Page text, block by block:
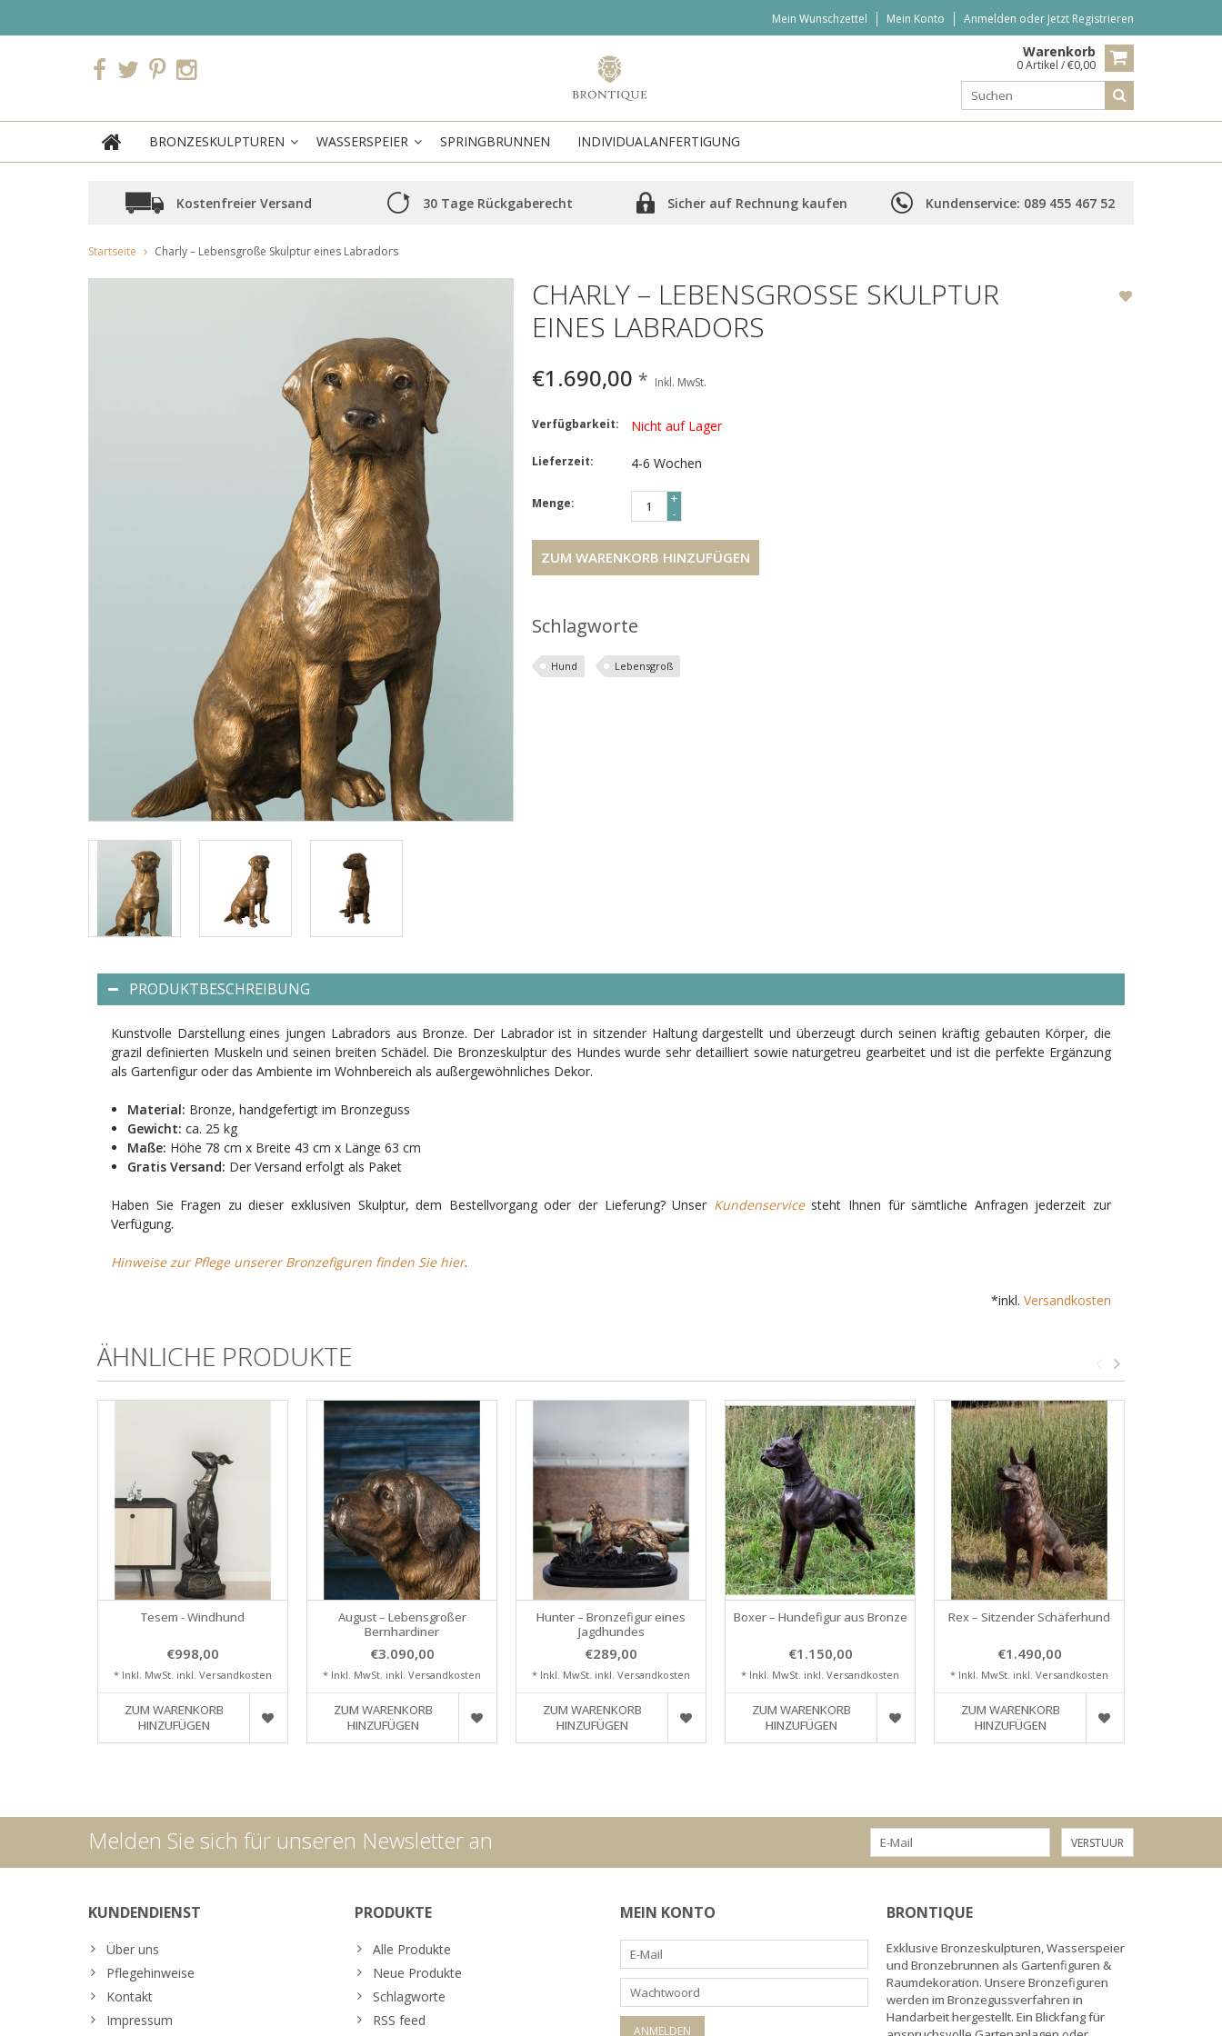
Mein Wunschzettel Mein Konto Anmelden oder Jetzt Registrieren
Warenkorb
0 Artikel / €0,00
BRONZESKULPTUREN WASSERSPEIER SPRINGBRUNNEN INDIVIDUALANFERTIGUNG
Kostenfreier Versand 30 Tage Rückgaberecht Sicher auf Rechnung kaufen Kundenservice: 089 455 467 52
Startseite Charly – Lebensgroße Skulptur eines Labradors
CHARLY – LEBENSGROSSE SKULPTUR E
INES LABRADORS
€1.690,00 * Inkl. MwSt.
Verfügbarkeit: Nicht auf Lager
Lieferzeit: 4-6 Wochen
Menge:
+
-
ZUM WARENKORB HINZUFÜGEN
Schlagworte
Hund Lebensgroß
PRODUKTBESCHREIBUNG
Kunstvolle Darstellung eines jungen Labradors aus Bronze. Der Labrador ist in sitzender Haltung dargestellt und überzeugt durch seinen kräftig gebauten Körper, die
grazil definierten Muskeln und seinen breiten Schädel. Die Bronzeskulptur des Hundes wurde sehr detailliert sowie naturgetreu gearbeitet und ist die perfekte Ergänzung
als Gartenfigur oder das Ambiente im Wohnbereich als außergewöhnliches Dekor.
Material: Bronze, handgefertigt im Bronzeguss
Gewicht: ca. 25 kg
Maße: Höhe 78 cm x Breite 43 cm x Länge 63 cm
Gratis Versand: Der Versand erfolgt als Paket
Haben Sie Fragen zu dieser exklusiven Skulptur, dem Bestellvorgang oder der Lieferung? Unser Kundenservicesteht Ihnen für sämtliche Anfragen jederzeit zur
Verfügung.
Hinweise zur Pflege unserer Bronzefiguren finden Sie hier.
*inkl. Versandkosten
ÄHNLICHE PRODUKTE
Tesem - Windhund
€998,00
* Inkl. MwSt. inkl. Versandkosten
ZUM WARENKORB
HINZUFÜGEN
August – Lebensgroßer
Bernhardiner
€3.090,00
* Inkl. MwSt. inkl. Versandkosten
ZUM WARENKORB
HINZUFÜGEN
Hunter – Bronzefigur eines
Jagdhundes
€289,00
* Inkl. MwSt. inkl. Versandkosten
ZUM WARENKORB
HINZUFÜGEN
Boxer – Hundefigur aus Bronze
€1.150,00
* Inkl. MwSt. inkl. Versandkosten
ZUM WARENKORB
HINZUFÜGEN
Rex – Sitzender Schäferhund
€1.490,00
* Inkl. MwSt. inkl. Versandkosten
ZUM WARENKORB
HINZUFÜGEN
Melden Sie sich für unseren Newsletter an VERSTUUR
KUNDENDIENST
Über uns
Pflegehinweise
Kontakt
Impressum
PRODUKTE
Alle Produkte
Neue Produkte
Schlagworte
RSS feed
MEIN KONTO BRONTIQUE
Exklusive Bronzeskulpturen, Wasserspeier
und Bronzebrunnen als Gartenfiguren &
Raumdekoration. Unsere Bronzefiguren
werden im Bronzegussverfahren in
Handarbeit hergestellt. Ein Blickfang für